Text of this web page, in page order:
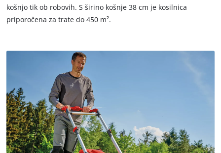
košnjo tik ob robovih. S širino košnje 38 cm je kosilnica
priporočena za trate do 450 m².